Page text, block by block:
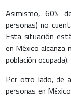
Asimismo, 60%
personas) no
Esta situación
en México alcanza
población ocupada).
Por otro lado, de
personas en